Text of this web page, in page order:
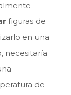
figuras de
en una
necesitaría
de